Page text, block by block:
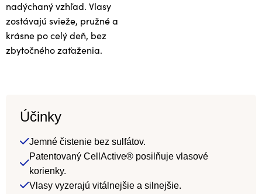
nadýchaný vzhľad. Vlasy
zostávajú svieže, pružné a
krásne po celý deň, bez
zbytočného zaťaženia.
Účinky
Jemné čistenie bez sulfátov.
Patentovaný CellActive® posilňuje vlasové
korienky.
Vlasy vyzerajú vitálnejšie a silnejšie.